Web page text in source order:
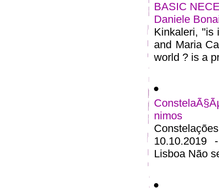
BASIC
Daniele
Kinkaleri, "is
and Maria
world ? is a
nimos
10.10.2019
Lisboa Não